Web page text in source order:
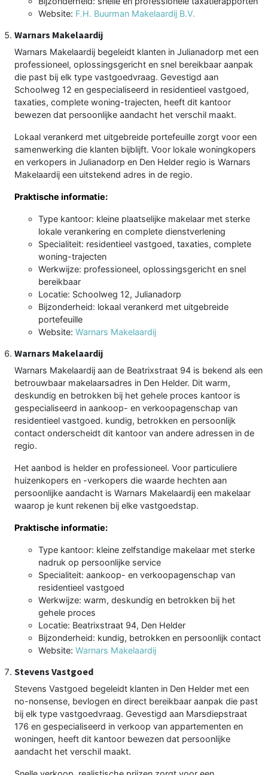
Website: F.H. Buurman Makelaardij B.V.
Warnars Makelaardij
Warnars Makelaardij begeleidt klanten in Julianadorp met een
professioneel, oplossingsgericht en snel bereikbaar aanpak
die past bij elk type vastgoedvraag. Gevestigd aan
Schoolweg 12 en gespecialiseerd in residentieel vastgoed,
taxaties, complete woning-trajecten, heeft dit kantoor
bewezen dat persoonlijke aandacht het verschil maakt.
Lokaal verankerd met uitgebreide portefeuille zorgt voor een
samenwerking die klanten bijblijft. Voor lokale woningkopers
en verkopers in Julianadorp en Den Helder regio is Warnars
Makelaardij een uitstekend adres in de regio.
Praktische informatie:
Type kantoor: kleine plaatselijke makelaar met sterke
lokale verankering en complete dienstverlening
Specialiteit: residentieel vastgoed, taxaties, complete
woning-trajecten
Werkwijze: professioneel, oplossingsgericht en snel
bereikbaar
Locatie: Schoolweg 12, Julianadorp
Bijzonderheid: lokaal verankerd met uitgebreide
portefeuille
Website: Warnars Makelaardij
Warnars Makelaardij
Warnars Makelaardij aan de Beatrixstraat 94 is bekend als een
betrouwbaar makelaarsadres in Den Helder. Dit warm,
deskundig en betrokken bij het gehele proces kantoor is
gespecialiseerd in aankoop- en verkoopagenschap van
residentieel vastgoed. kundig, betrokken en persoonlijk
contact onderscheidt dit kantoor van andere adressen in de
regio.
Het aanbod is helder en professioneel. Voor particuliere
huizenkopers en -verkopers die waarde hechten aan
persoonlijke aandacht is Warnars Makelaardij een makelaar
waarop je kunt rekenen bij elke vastgoedstap.
Praktische informatie:
Type kantoor: kleine zelfstandige makelaar met sterke
nadruk op persoonlijke service
Specialiteit: aankoop- en verkoopagenschap van
residentieel vastgoed
Werkwijze: warm, deskundig en betrokken bij het
gehele proces
Locatie: Beatrixstraat 94, Den Helder
Bijzonderheid: kundig, betrokken en persoonlijk contact
Website: Warnars Makelaardij
Stevens Vastgoed
Stevens Vastgoed begeleidt klanten in Den Helder met een
no-nonsense, bevlogen en direct bereikbaar aanpak die past
bij elk type vastgoedvraag. Gevestigd aan Marsdiepstraat
176 en gespecialiseerd in verkoop van appartementen en
woningen, heeft dit kantoor bewezen dat persoonlijke
aandacht het verschil maakt.